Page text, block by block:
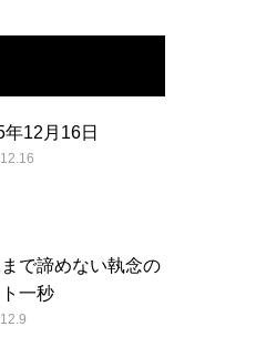
年12月16日
で諦めない執念の
一秒